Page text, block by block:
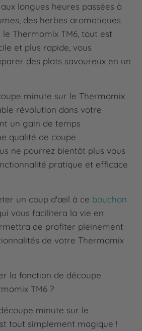
longues heures passées à
des herbes aromatiques
Thermomix TM6, tout est
et plus rapide, vous
des plats savoureux en un
minute sur le Thermomix
révolution dans votre
un gain de temps
qualité de coupe
ne pourrez bientôt plus vous
pratique et efficace
un coup d'œil à ce bouchon
vous facilitera la vie en
de profiter pleinement
de votre Thermomix
la fonction de découpe
TM6 ?
minute sur le
tout simplement magique !